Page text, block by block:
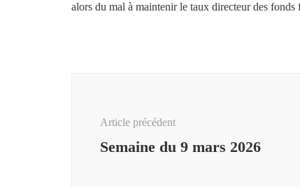
alors du mal à maintenir le taux directeur des
Article précédent
Semaine du 9 mars 2026